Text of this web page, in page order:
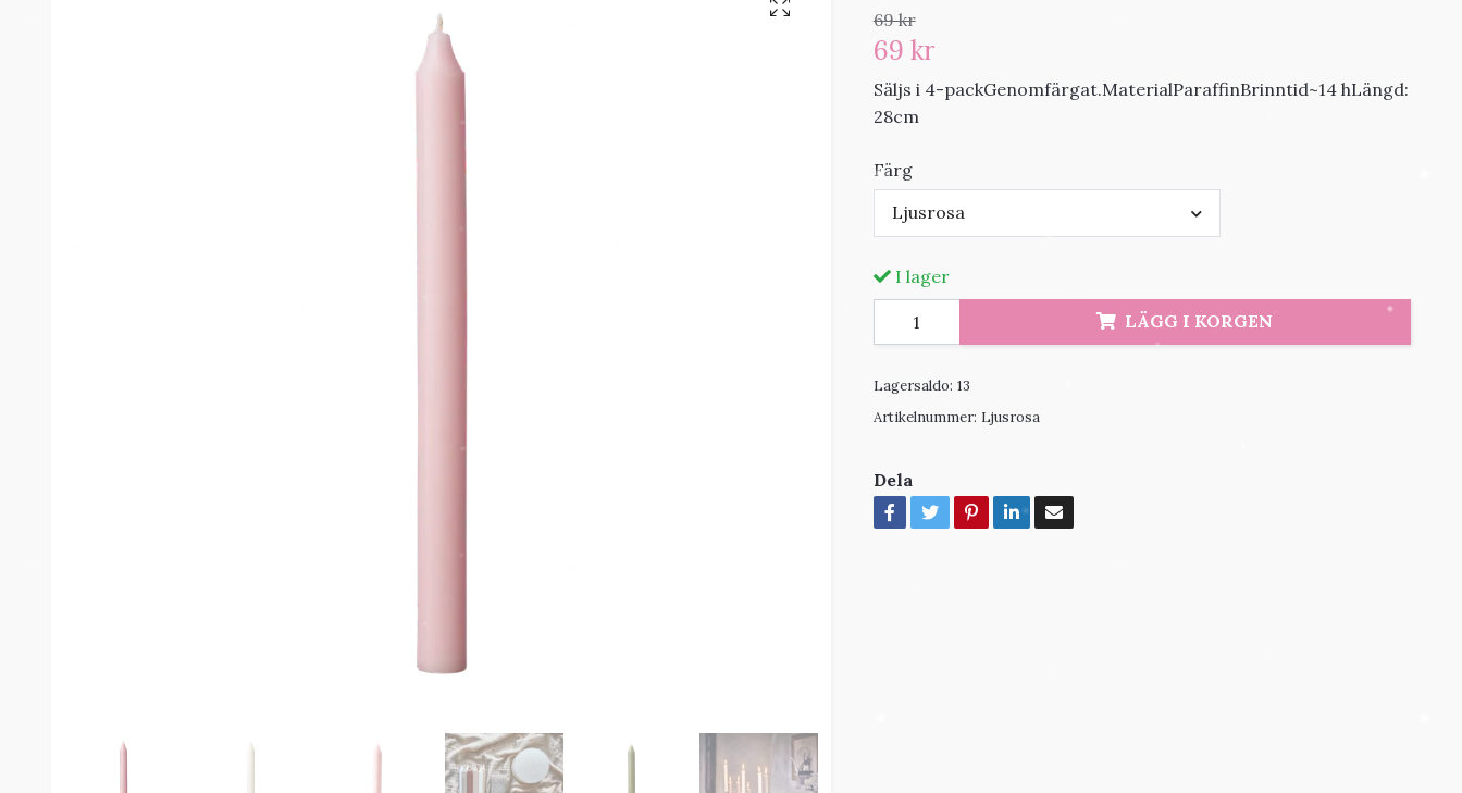
69 kr
69 kr
Säljs i 4-packGenomfärgat.MaterialParaffinBrinntid~14 hLängd:
28cm
Färg
Ljusrosa
I lager
LÄGG I KORGEN
Lagersaldo: 13
Artikelnummer: Ljusrosa
Dela